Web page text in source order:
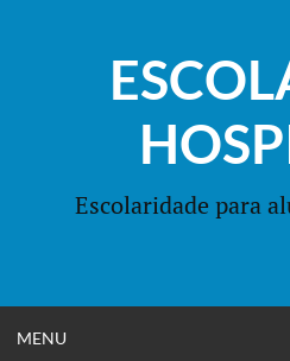
Escolaridade para
MENU